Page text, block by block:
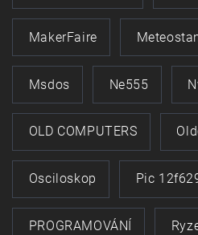
MakerFaire
Msdos Ne555
OLD COMPUTERS
Osciloskop Pic
PROGRAMOVÁNÍ